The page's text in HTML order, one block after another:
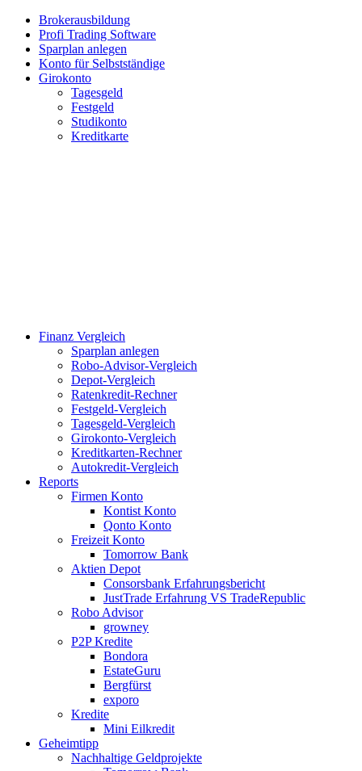
Brokerausbildung
Profi Trading Software
Sparplan anlegen
Konto für Selbstständige
Girokonto
Tagesgeld
Festgeld
Studikonto
Kreditkarte
Finanz Vergleich
Sparplan anlegen
Robo-Advisor-Vergleich
Depot-Vergleich
Ratenkredit-Rechner
Festgeld-Vergleich
Tagesgeld-Vergleich
Girokonto-Vergleich
Kreditkarten-Rechner
Autokredit-Vergleich
Reports
Firmen Konto
Kontist Konto
Qonto Konto
Freizeit Konto
Tomorrow Bank
Aktien Depot
Consorsbank Erfahrungsbericht
JustTrade Erfahrung VS TradeRepublic
Robo Advisor
growney
P2P Kredite
Bondora
EstateGuru
Bergfürst
exporo
Kredite
Mini Eilkredit
Geheimtipp
Nachhaltige Geldprojekte